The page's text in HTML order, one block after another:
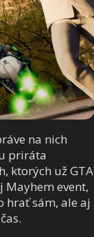
na nich
priráta
ktorých už GTA
Mayhem event,
hrať sám, ale aj